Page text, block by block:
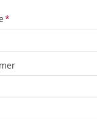
*